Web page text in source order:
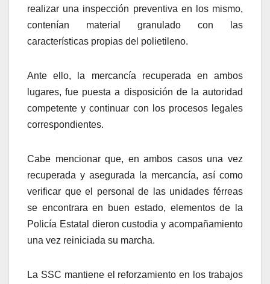
realizar una inspección preventiva en los mismo,
contenían material granulado con las
características propias del polietileno.
Ante ello, la mercancía recuperada en ambos
lugares, fue puesta a disposición de la autoridad
competente y continuar con los procesos legales
correspondientes.
Cabe mencionar que, en ambos casos una vez
recuperada y asegurada la mercancía, así como
verificar que el personal de las unidades férreas
se encontrara en buen estado, elementos de la
Policía Estatal dieron custodia y acompañamiento
una vez reiniciada su marcha.
La SSC mantiene el reforzamiento en los trabajos